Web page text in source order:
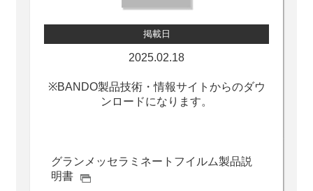
掲載日
2025.02.18
※BANDO製品技術・情報サイトからのダウ
ンロードになります。
グランメッセラミネートフイルム製品説
明書